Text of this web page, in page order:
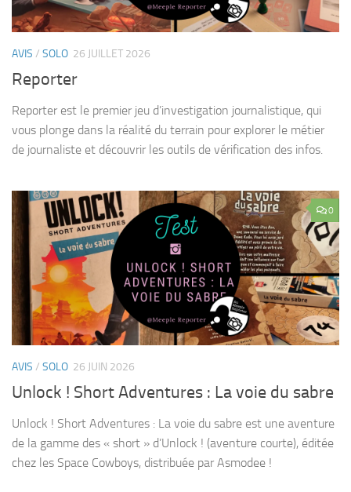
AVIS / SOLO 26 JUILLET 2026
Reporter
Reporter est le premier jeu d’investigation journalistique, qui
vous plonge dans la réalité du terrain pour explorer le métier
de journaliste et découvrir les outils de vérification des infos.
0
AVIS / SOLO 26 JUIN 2026
Unlock ! Short Adventures : La voie du sabre
Unlock ! Short Adventures : La voie du sabre est une aventure
de la gamme des « short » d’Unlock ! (aventure courte), éditée
chez les Space Cowboys, distribuée par Asmodee !